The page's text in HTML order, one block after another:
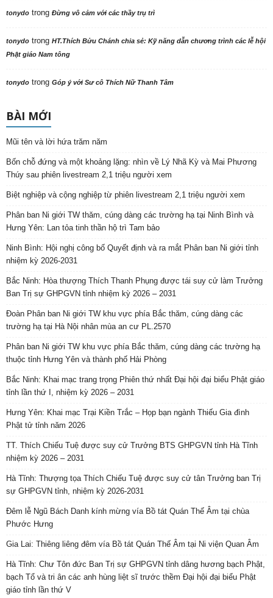
tonydo trong Đừng vô cảm với các thầy trụ trì
tonydo trong HT.Thích Bửu Chánh chia sẻ: Kỹ năng dẫn chương trình các lễ hội
Phật giáo Nam tông
tonydo trong Góp ý với Sư cô Thích Nữ Thanh Tâm
BÀI MỚI
Mũi tên và lời hứa trăm năm
Bốn chỗ đứng và một khoảng lặng: nhìn về Lý Nhã Kỳ và Mai Phương
Thúy sau phiên livestream 2,1 triệu người xem
Biệt nghiệp và cộng nghiệp từ phiên livestream 2,1 triệu người xem
Phân ban Ni giới TW thăm, cúng dàng các trường hạ tại Ninh Bình và
Hưng Yên: Lan tỏa tinh thần hộ trì Tam bảo
Ninh Bình: Hội nghị công bố Quyết định và ra mắt Phân ban Ni giới tỉnh
nhiệm kỳ 2026-2031
Bắc Ninh: Hòa thượng Thích Thanh Phụng được tái suy cử làm Trưởng
Ban Trị sự GHPGVN tỉnh nhiệm kỳ 2026 – 2031
Đoàn Phân ban Ni giới TW khu vực phía Bắc thăm, cúng dàng các
trường hạ tại Hà Nội nhân mùa an cư PL.2570
Phân ban Ni giới TW khu vực phía Bắc thăm, cúng dàng các trường hạ
thuộc tỉnh Hưng Yên và thành phố Hải Phòng
Bắc Ninh: Khai mạc trang trọng Phiên thứ nhất Đại hội đại biểu Phật giáo
tỉnh lần thứ I, nhiệm kỳ 2026 – 2031
Hưng Yên: Khai mạc Trại Kiền Trắc – Họp bạn ngành Thiếu Gia đình
Phật tử tỉnh năm 2026
TT. Thích Chiếu Tuệ được suy cử Trưởng BTS GHPGVN tỉnh Hà Tĩnh
nhiệm kỳ 2026 – 2031
Hà Tĩnh: Thượng tọa Thích Chiếu Tuệ được suy cử tân Trưởng ban Trị
sự GHPGVN tỉnh, nhiệm kỳ 2026-2031
Đêm lễ Ngũ Bách Danh kính mừng vía Bồ tát Quán Thế Âm tại chùa
Phước Hưng
Gia Lai: Thiêng liêng đêm vía Bồ tát Quán Thế Âm tại Ni viện Quan Âm
Hà Tĩnh: Chư Tôn đức Ban Trị sự GHPGVN tỉnh dâng hương bạch Phật,
bạch Tổ và tri ân các anh hùng liệt sĩ trước thềm Đại hội đại biểu Phật
giáo tỉnh lần thứ V